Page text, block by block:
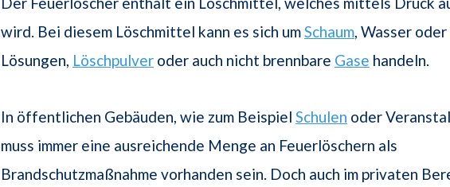
wird. Bei diesem Löschmittel kann es sich umSchaum, Wasser
Lösungen, Löschpulver oder auch nicht brennbare Gase handeln.
In öffentlichen Gebäuden, wie zum Beispiel Schulen oder
muss immer eine ausreichende Menge an Feuerlöschern als
Brandschutzmaßnahme vorhanden sein. Doch auch im privaten